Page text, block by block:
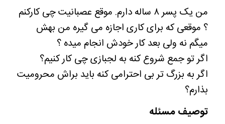
من یک پسر ۸ ساله دارم. موقع عصبانیت چی کارکنم
؟ موقعی که برای کاری اجازه می گیره من بهش
میگم نه ولی بعد کار خودش انجام میده ؟
اگر تو جمع شروع کنه به لجبازی چی کار کنیم؟
اگر به بزرگ تر بی احترامی کنه باید براش محرومیت
بذارم؟
توصیف مسئله